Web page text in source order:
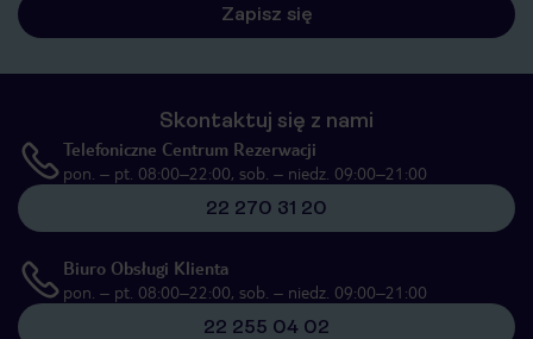
Zapisz się
Skontaktuj się z nami
Telefoniczne Centrum Rezerwacji
pon. – pt. 08:00–22:00, sob. – niedz. 09:00–21:00
22 270 31 20
Biuro Obsługi Klienta
pon. – pt. 08:00–22:00, sob. – niedz. 09:00–21:00
22 255 04 02